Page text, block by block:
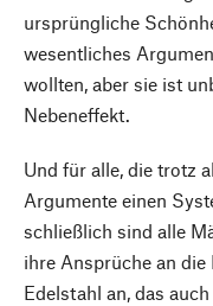
ursprüngliche
wesentliches
wollten, aber sie ist
Nebeneffekt.
Und für alle, die trotz
Argumente einen
schließlich sind alle
ihre Ansprüche an die
Edelstahl an, das